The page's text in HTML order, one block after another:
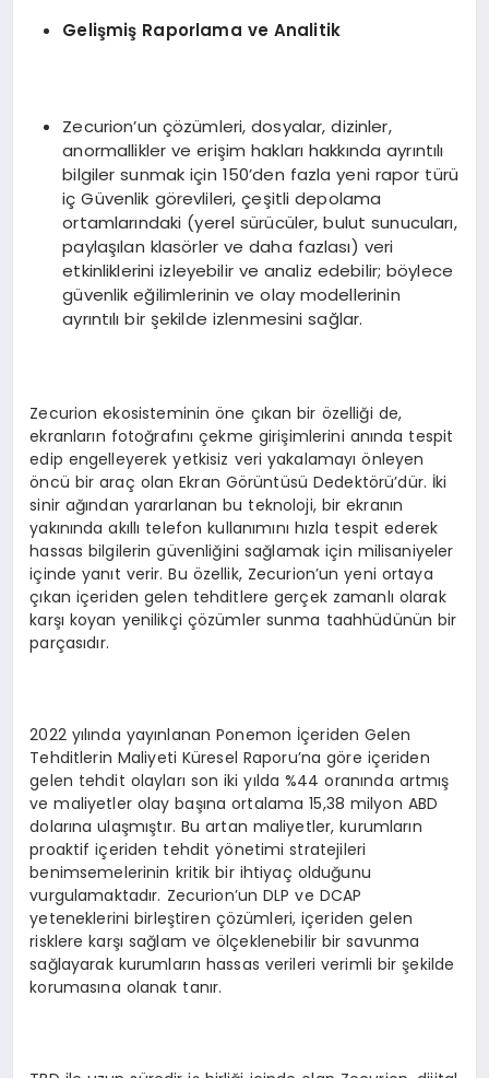
Gelişmiş Raporlama ve Analitik
Zecurion’un çözümleri, dosyalar, dizinler,
anormallikler ve erişim hakları hakkında ayrıntılı
bilgiler sunmak için 150’den fazla yeni rapor türü
iç Güvenlik görevlileri, çeşitli depolama
ortamlarındaki (yerel sürücüler, bulut sunucuları,
paylaşılan klasörler ve daha fazlası) veri
etkinliklerini izleyebilir ve analiz edebilir; böylece
güvenlik eğilimlerinin ve olay modellerinin
ayrıntılı bir şekilde izlenmesini sağlar.
Zecurion ekosisteminin öne çıkan bir özelliği de,
ekranların fotoğrafını çekme girişimlerini anında tespit
edip engelleyerek yetkisiz veri yakalamayı önleyen
öncü bir araç olan Ekran Görüntüsü Dedektörü’dür. İki
sinir ağından yararlanan bu teknoloji, bir ekranın
yakınında akıllı telefon kullanımını hızla tespit ederek
hassas bilgilerin güvenliğini sağlamak için milisaniyeler
içinde yanıt verir. Bu özellik, Zecurion’un yeni ortaya
çıkan içeriden gelen tehditlere gerçek zamanlı olarak
karşı koyan yenilikçi çözümler sunma taahhüdünün bir
parçasıdır.
2022 yılında yayınlanan Ponemon İçeriden Gelen
Tehditlerin Maliyeti Küresel Raporu’na göre içeriden
gelen tehdit olayları son iki yılda %44 oranında artmış
ve maliyetler olay başına ortalama 15,38 milyon ABD
dolarına ulaşmıştır. Bu artan maliyetler, kurumların
proaktif içeriden tehdit yönetimi stratejileri
benimsemelerinin kritik bir ihtiyaç olduğunu
vurgulamaktadır. Zecurion’un DLP ve DCAP
yeteneklerini birleştiren çözümleri, içeriden gelen
risklere karşı sağlam ve ölçeklenebilir bir savunma
sağlayarak kurumların hassas verileri verimli bir şekilde
korumasına olanak tanır.